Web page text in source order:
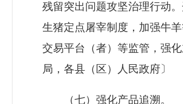
残留突出问题攻坚治理行动
生猪定点屠宰制度，加强牛
交易平台（者）等监管，强
局，各县（区）人民政府〕
（七）强化产品追溯。